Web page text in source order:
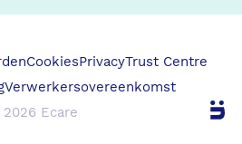
Ecare
CookiesPrivacyTrust Centre
Verwerkersovereenkomst